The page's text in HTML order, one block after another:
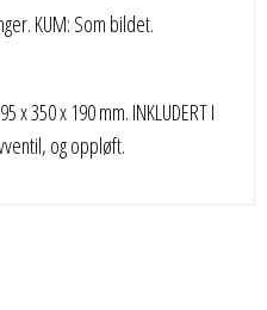
KUM: Som bildet.
x 350 x 190 mm. INKLUDERT I
og oppløft.